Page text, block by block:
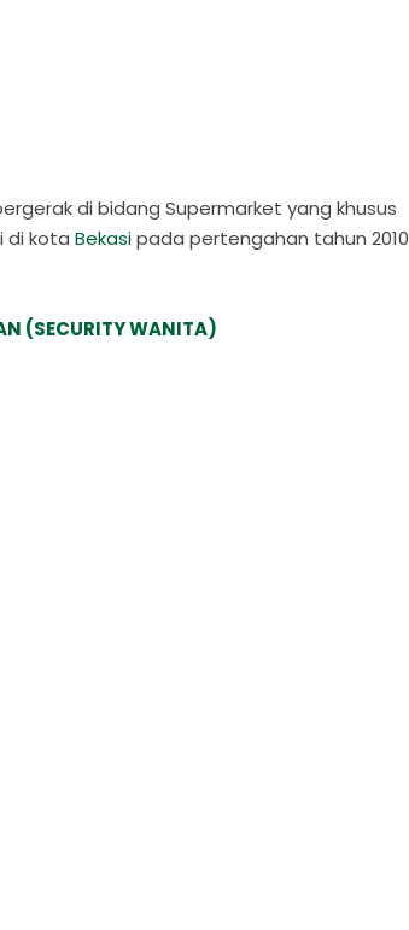
di bidang Supermarket yang khusus
di kota Bekasipada pertengahan tahun 2010
(SECURITY WANITA)